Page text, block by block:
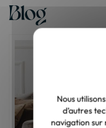
Blog
Nous
d’autres
navigation